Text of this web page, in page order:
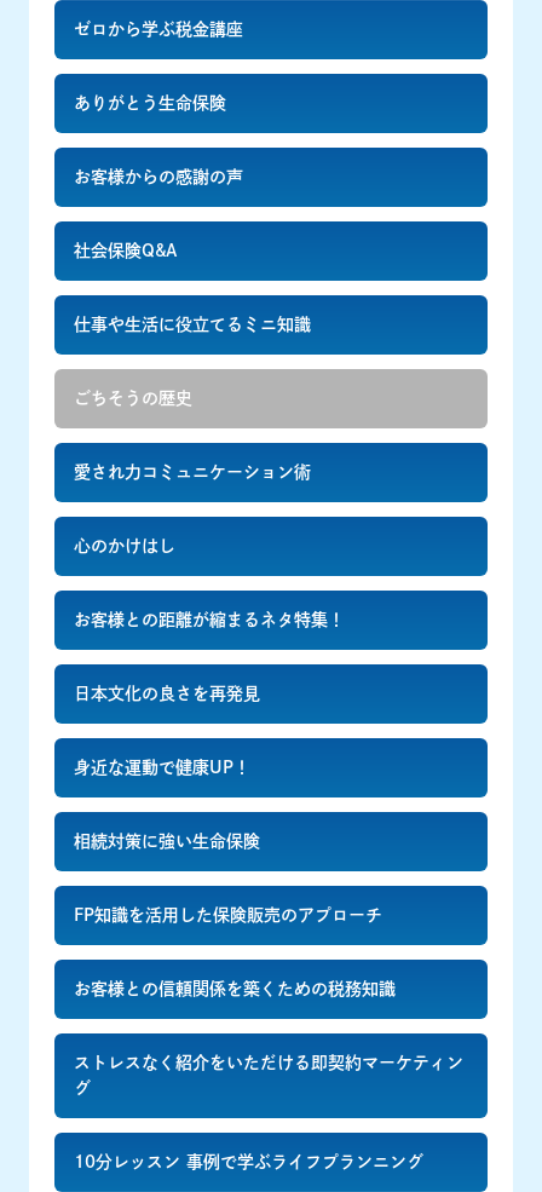
ゼロから学ぶ税金講座
ありがとう生命保険
お客様からの感謝の声
社会保険Q&A
仕事や生活に役立てるミニ知識
ごちそうの歴史
愛され力コミュニケーション術
心のかけはし
お客様との距離が縮まるネタ特集！
日本文化の良さを再発見
身近な運動で健康UP！
相続対策に強い生命保険
FP知識を活用した保険販売のアプローチ
お客様との信頼関係を築くための税務知識
ストレスなく紹介をいただける即契約マーケティン
グ
10分レッスン 事例で学ぶライフプランニング